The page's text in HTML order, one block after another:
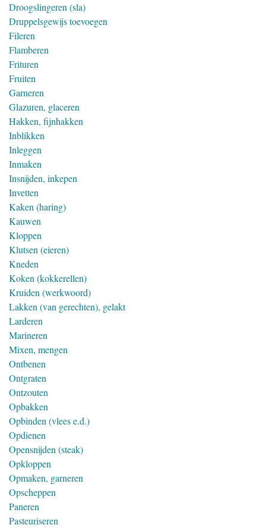
Droogslingeren (sla)
Druppelsgewijs toevoegen
Fileren
Flamberen
Frituren
Fruiten
Garneren
Glazuren, glaceren
Hakken, fijnhakken
Inblikken
Inleggen
Inmaken
Insnijden, inkepen
Invetten
Kaken (haring)
Kauwen
Kloppen
Klutsen (eieren)
Kneden
Koken (kokkerellen)
Kruiden (werkwoord)
Lakken (van gerechten), gelakt
Larderen
Marineren
Mixen, mengen
Ontbenen
Ontgraten
Ontzouten
Opbakken
Opbinden (vlees e.d.)
Opdienen
Opensnijden (steak)
Opkloppen
Opmaken, garneren
Opscheppen
Paneren
Pasteuriseren